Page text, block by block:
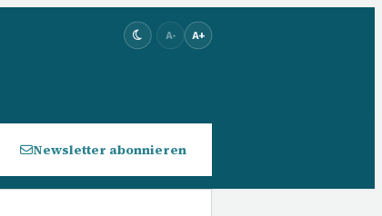
A- A+
Newsletter abonnieren